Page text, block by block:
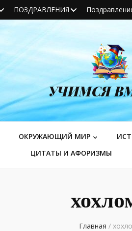
ПОЗДРАВЛЕНИЯ
УЧИМСЯ
ОКРУЖАЮЩИЙ МИР
ЦИТАТЫ И АФОРИЗМЫ
Главная /